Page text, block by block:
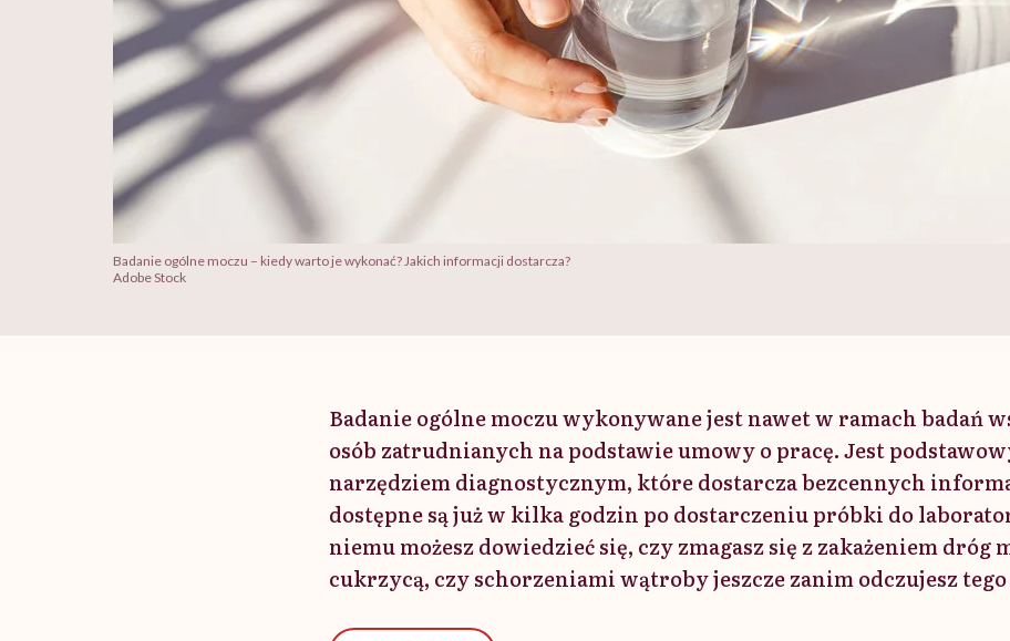
Badanie ogólne moczu – kiedy warto je wykonać? Jakich informacji dostarcza?
Adobe Stock
Badanie ogólne moczu wykonywane jest nawet w ramach badań
osób zatrudnianych na podstawie umowy o pracę. Jest
narzędziem diagnostycznym, które dostarcza bezcennych
dostępne są już w kilka godzin po dostarczeniu próbki do
niemu możesz dowiedzieć się, czy zmagasz się z zakażeniem dróg
cukrzycą, czy schorzeniami wątroby jeszcze zanim odczujesz